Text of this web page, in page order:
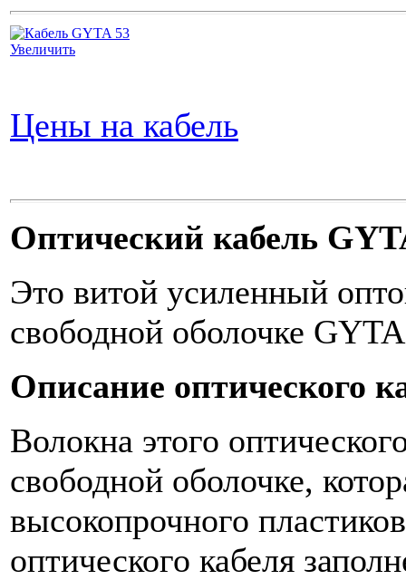
Увеличить
Цены на кабель
Оптический кабель
Это витой усиленный
свободной оболочке
Описание оптического
Волокна этого
свободной оболочке,
высокопрочного
оптического кабеля